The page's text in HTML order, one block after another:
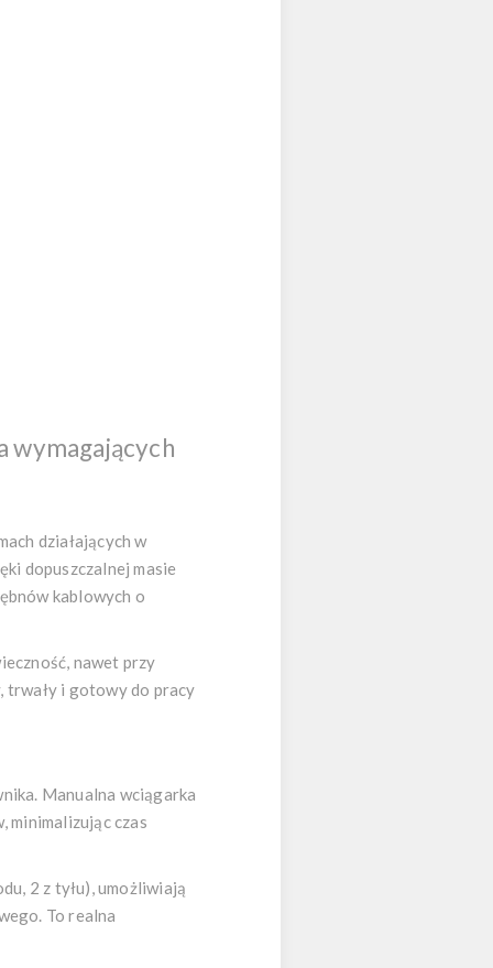
wymagających
działających w
dopuszczalnej masie
kablowych o
nawet przy
trwały i gotowy do pracy
Manualna wciągarka
minimalizując czas
2 z tyłu), umożliwiają
To realna